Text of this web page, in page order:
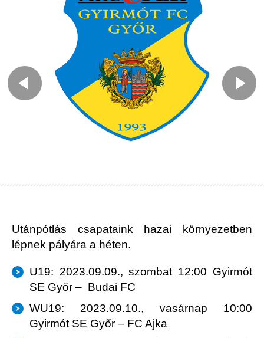
Utánpótlás csapataink hazai környezetben
lépnek pályára a héten.
U19: 2023.09.09., szombat 12:00 Gyirmót
SE Győr – Budai FC
WU19: 2023.09.10., vasárnap 10:00
Gyirmót SE Győr – FC Ajka